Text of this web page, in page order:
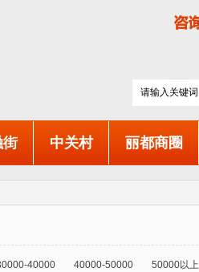
街 中关村 丽都商圈
40000 40000-50000 50000以上